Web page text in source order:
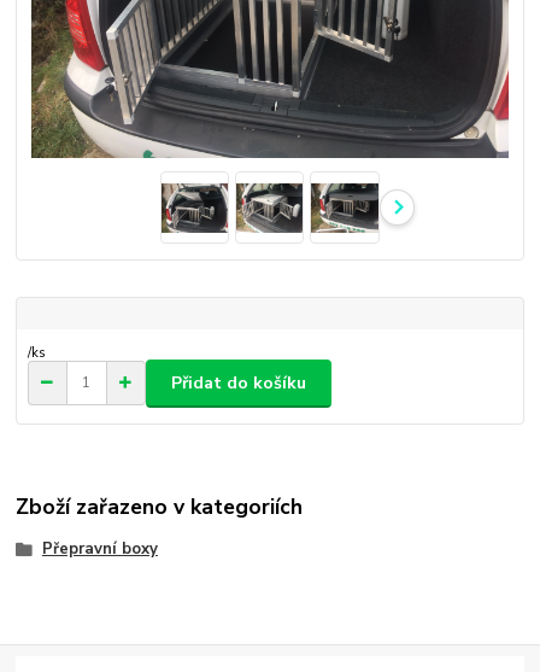
/ks
Přidat do košíku
Zboží zařazeno v kategoriích
Přepravní boxy